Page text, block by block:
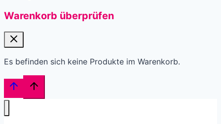
Warenkorb überprüfen
Es befinden sich keine Produkte im Warenkorb.